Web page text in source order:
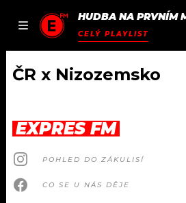
HUDBA NA PRVNÍM
CELÝ PLAYLIST
DOMŮ
ČLÁNKY
AKTUÁLNĚ
PODCASTY
ČR x Nizozemsko
EXPRES FM
POHLED DO ZÁKULISÍ
CO SE U NÁS DĚJE